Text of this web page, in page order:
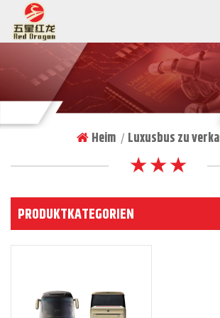
Heim | Luxusbus zu
★ ★ ★
PRODUKTKATEGORIEN